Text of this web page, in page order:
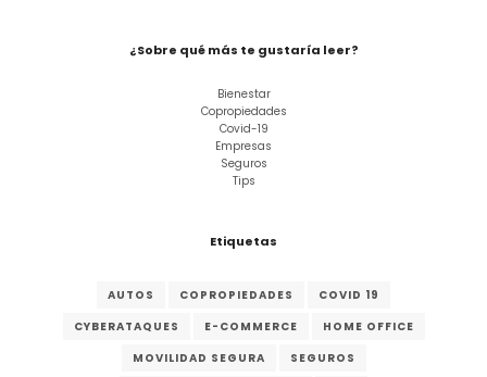
¿Sobre qué más te gustaría leer?
Bienestar
Copropiedades
Covid-19
Empresas
Seguros
Tips
Etiquetas
AUTOS COPROPIEDADES
COVID 19
CYBERATAQUES
E-COMMERCE
HOME OFFICE
MOVILIDAD SEGURA
SEGUROS